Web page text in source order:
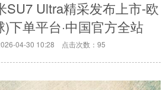
SU7 Ultra精采发布上市-欧
下单平台·中国官方全站
04-30 10:28 点击次数：95